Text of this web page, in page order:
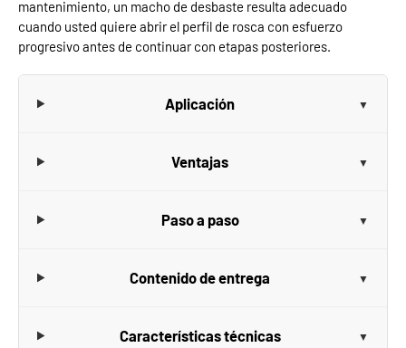
mantenimiento, un macho de desbaste resulta adecuado
cuando usted quiere abrir el perfil de rosca con esfuerzo
progresivo antes de continuar con etapas posteriores.
Aplicación
Ventajas
Paso a paso
Contenido de entrega
Características técnicas